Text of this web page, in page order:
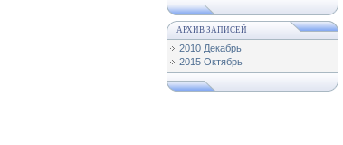
АРХИВ ЗАПИСЕЙ
2010 Декабрь
2015 Октябрь